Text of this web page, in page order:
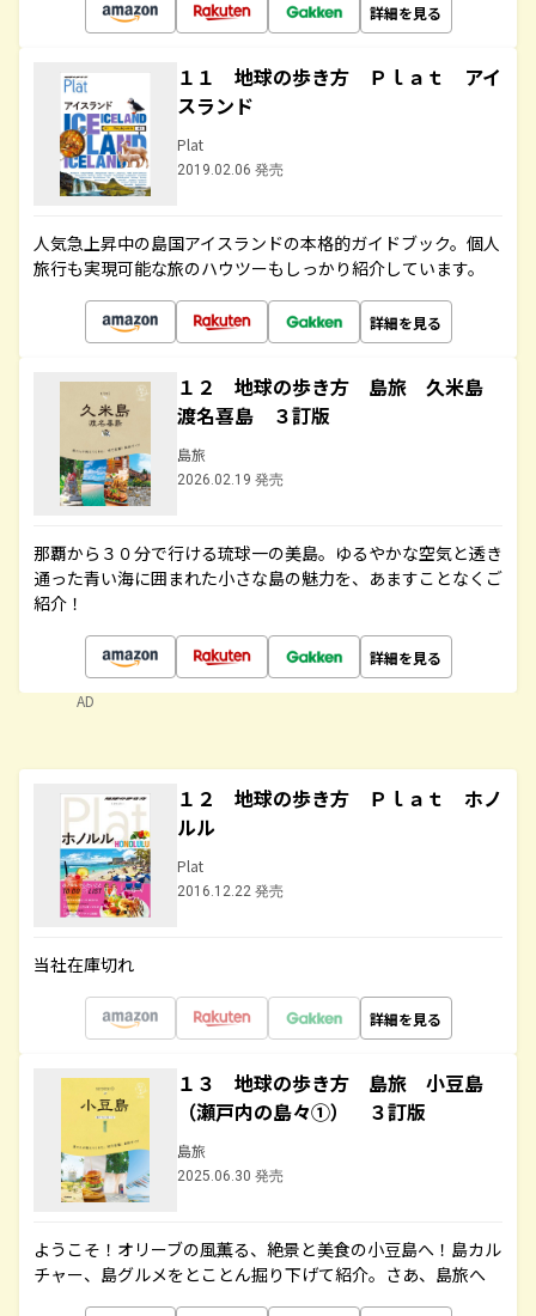
詳細を見る
１１ 地球の歩き方 Ｐｌａｔ アイ
スランド
Plat
2019.02.06 発売
人気急上昇中の島国アイスランドの本格的ガイドブック。個人
旅行も実現可能な旅のハウツーもしっかり紹介しています。
詳細を見る
１２ 地球の歩き方 島旅 久米島
渡名喜島 ３訂版
島旅
2026.02.19 発売
那覇から３０分で行ける琉球一の美島。ゆるやかな空気と透き
通った青い海に囲まれた小さな島の魅力を、あますことなくご
紹介！
詳細を見る
AD
１２ 地球の歩き方 Ｐｌａｔ ホノ
ルル
Plat
2016.12.22 発売
当社在庫切れ
詳細を見る
１３ 地球の歩き方 島旅 小豆島
（瀬戸内の島々①） ３訂版
島旅
2025.06.30 発売
ようこそ！オリーブの風薫る、絶景と美食の小豆島へ！島カル
チャー、島グルメをとことん掘り下げて紹介。さあ、島旅へ